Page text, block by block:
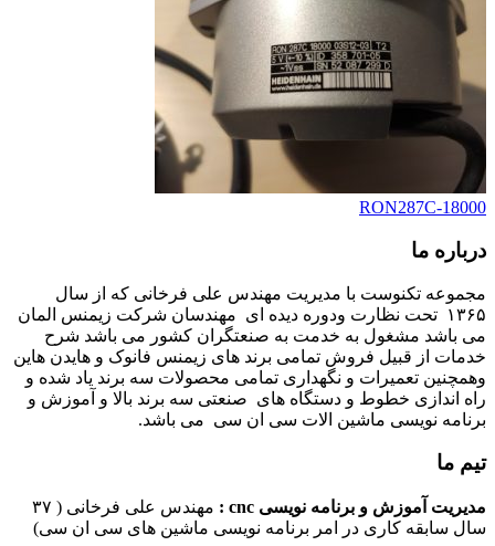
RON287C-18000
درباره ما
مجموعه تکنوست با مدیریت مهندس علی فرخانی که از سال
۱۳۶۵ تحت نظارت ودوره دیده ای مهندسان شرکت زیمنس المان
می باشد مشغول به خدمت به صنعتگران کشور می باشد شرح
خدمات از قبیل فروش تمامی برند های زیمنس فانوک و هایدن هاین
وهمچنین تعمیرات و نگهداری تمامی محصولات سه برند یاد شده و
راه اندازی خطوط و دستگاه های صنعتی سه برند بالا و آموزش و
برنامه نویسی ماشین الات سی ان سی می باشد.
تیم ما
مدیریت آموزش و برنامه نویسی cnc :
مهندس علی فرخانی ( ۳۷
سال سابقه کاری در امر برنامه نویسی ماشین های سی ان سی)